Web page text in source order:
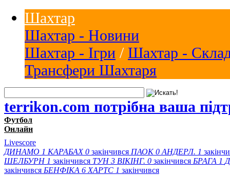
Шахтар
Шахтар - Новини
Шахтар - Ігри / Шахтар -
Трансфери Шахтаря
terrikon.com потрібна ваша
Футбол
Онлайн
Livescore
ДИНАМО 1 КАРАБАХ 0 закінчився ПАОК 0 АНДЕРЛ. 1
ШЕЛБУРН 1 закінчився ТУН 3 ВІКІНГ. 0 закінчився БРАГА 1
закінчився БЕНФІКА 6 ХАРТС 1 закінчився